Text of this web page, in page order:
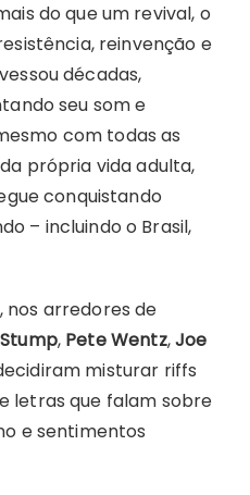
do que um revival, o
reinvenção e
décadas,
seu som e
com todas as
própria vida adulta,
conquistando
– incluindo o Brasil,
nos arredores de
, Pete Wentz,Joe
misturar riffs
letras que falam sobre
e sentimentos